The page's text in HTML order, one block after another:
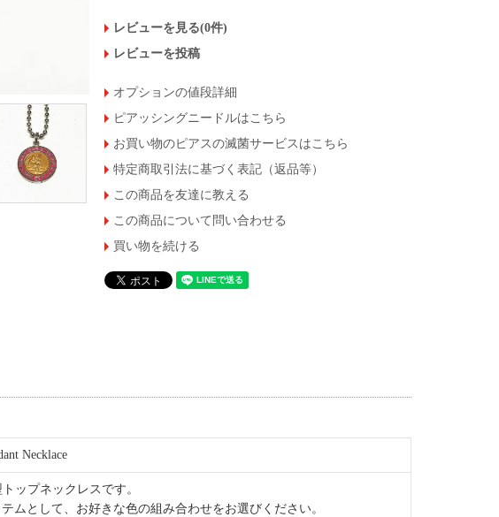
レビューを見る(0件)
レビューを投稿
オプションの値段詳細
ピアッシングニードルはこちら
お買い物のピアスの滅菌サービスはこちら
特定商取引法に基づく表記（返品等）
この商品を友達に教える
この商品について問い合わせる
買い物を続ける
Necklace
ップネックレスです。
ムとして、お好きな色の組み合わせをお選びください。